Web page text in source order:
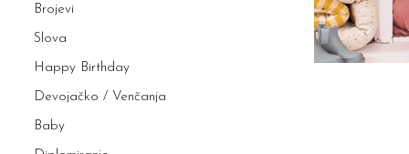
Brojevi
Slova
Happy Birthday
Devojačko / Venčanja
Baby